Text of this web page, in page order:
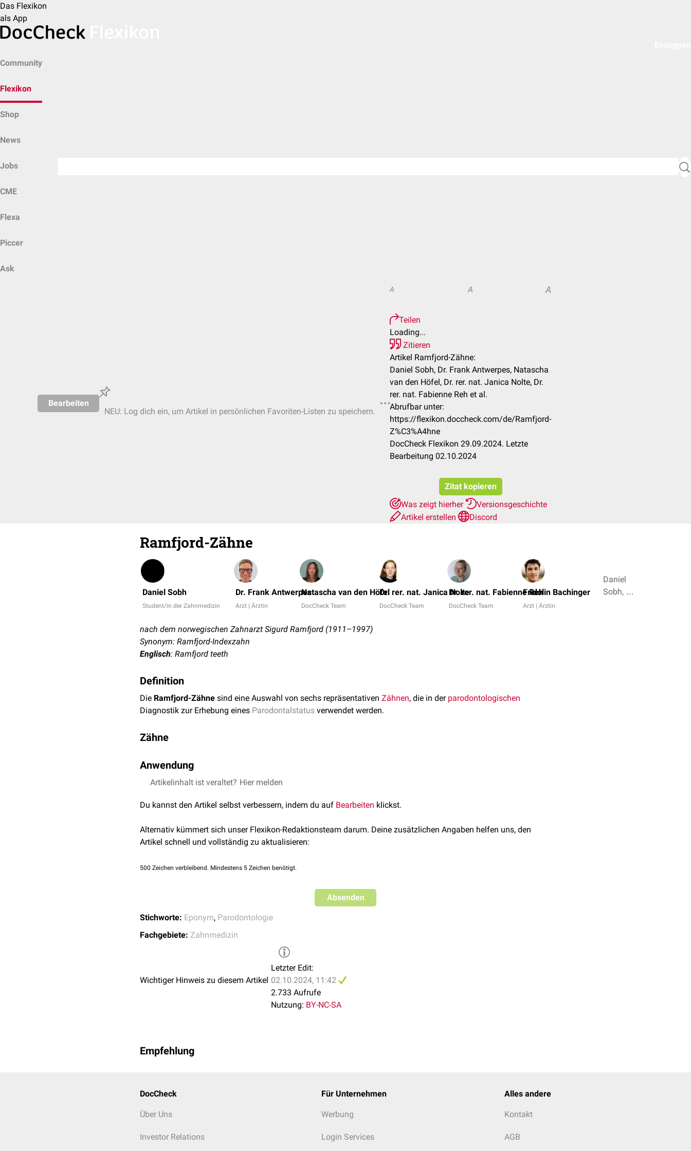
Das Flexikon
als App
Community
Flexikon
Shop
News
Jobs
CME
Flexa
Piccer
Ask
Bearbeiten
NEU: Log dich ein, um Artikel in persönlichen Favoriten-Listen zu speichern.
A A A
Teilen
Loading...
Zitieren
Artikel Ramfjord-Zähne:
Daniel Sobh, Dr. Frank Antwerpes, Natascha
van den Höfel, Dr. rer. nat. Janica Nolte, Dr.
rer. nat. Fabienne Reh et al.
Abrufbar unter:
https://flexikon.doccheck.com/de/Ramfjord-
Z%C3%A4hne
DocCheck Flexikon 29.09.2024. Letzte
Bearbeitung 02.10.2024
Zitat kopieren
Was zeigt hierher
Versionsgeschichte
Artikel erstellen
Discord
Ramfjord-Zähne
Daniel Sobh
Student/in der Zahnmedizin
Dr. Frank Antwerpes
Arzt | Ärztin
Natascha van den Höfel
DocCheck Team
Dr. rer. nat. Janica Nolte
DocCheck Team
Dr. rer. nat. Fabienne Reh
DocCheck Team
Fridolin Bachinger
Arzt | Ärztin
Daniel
Sobh, Dr.
nach dem norwegischen Zahnarzt Sigurd Ramfjord (1911–1997)
Synonym: Ramfjord-Indexzahn
Englisch: Ramfjord teeth
Definition
Die Ramfjord-Zähne sind eine Auswahl von sechs repräsentativen Zähnen, die in der parodontologischen
Diagnostik zur Erhebung eines Parodontalstatus verwendet werden.
Zähne
Zahn 16: erster oberer rechter
Zahn 21: oberer linker mittlererSchneidezahn
Zahn 36: erster unterer linker Molar
Zahn 44: erster unterer rechter Prämolar
Anwendung
Die Ramfjord-Zähne dienen der vereinfachten Erhebung des Parodontalzustands und ermöglichen eine
müssen. Sie werden häufig inepidemiologischenStudien und inklinischen
AttachmentverlustundZahnfleischblutenuntersucht sowie zirkulär dieTaschentiefenbestimmt.
Artikelinhalt ist veraltet? Hier melden
Du kannst den Artikel selbst verbessern, indem du auf Bearbeiten klickst.
Alternativ kümmert sich unser Flexikon-Redaktionsteam darum. Deine zusätzlichen Angaben helfen uns, den
Artikel schnell und vollständig zu aktualisieren:
500 Zeichen verbleibend. Mindestens 5 Zeichen benötigt.
Absenden
Stichworte: Eponym, Parodontologie
Fachgebiete: Zahnmedizin
Wichtiger Hinweis zu diesem Artikel
Letzter Edit:
02.10.2024, 11:42
2.733 Aufrufe
Nutzung: BY-NC-SA
Empfehlung
DocCheck
Über Uns
Investor Relations
Für Unternehmen
Werbung
Login Services
Alles andere
Kontakt
AGB